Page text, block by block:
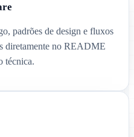
padrões de design e fluxos
diretamente no README
técnica.